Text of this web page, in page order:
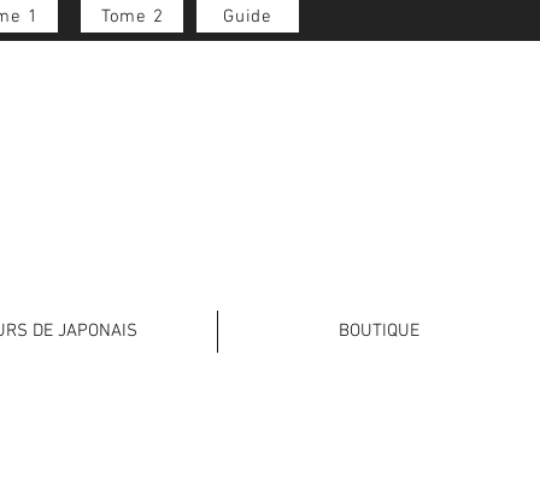
1 Tome 2 Guide
DE JAPONAIS BOUTIQUE